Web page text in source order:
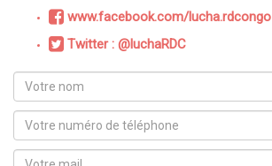
www.facebook.com/lucha.rdcongo
Twitter : @luchaRDC